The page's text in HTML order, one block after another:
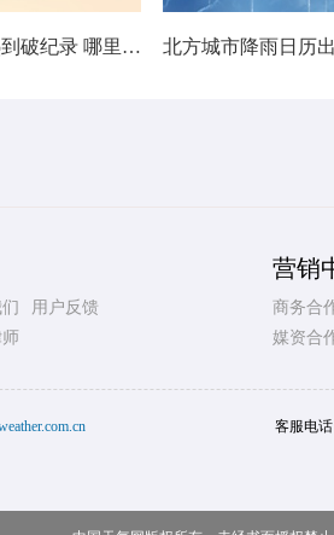
数据看今年7月哪里热到破纪录 哪里暑热连轴转
用户反馈
营销
商务合
媒资合
客服电